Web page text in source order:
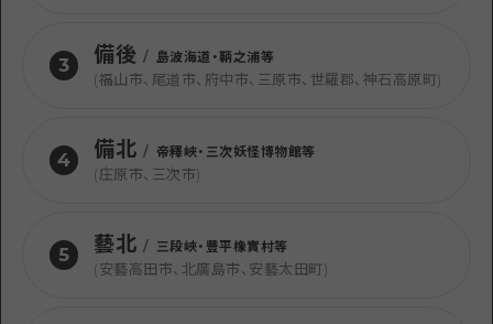
3 備後 / 島波海道・鞆之浦等
(福山市、尾道市、府中市、三原市、世羅郡、神石高原町)
4 備北 / 帝釋峽・三次妖怪博物館等
(庄原市、三次市)
5 藝北 / 三段峽・豐平橡實村等
(安藝高田市、北廣島市、安藝太田町)